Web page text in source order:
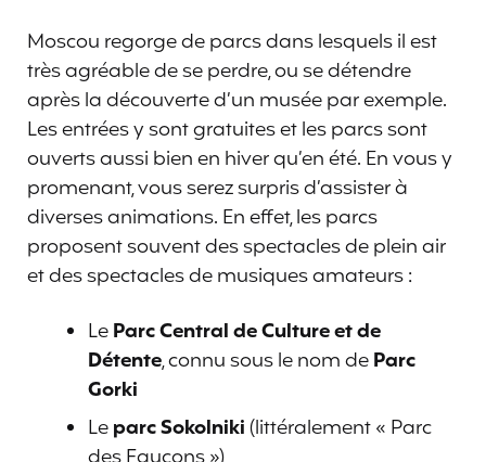
Moscou regorge de parcs dans lesquels il est
très agréable de se perdre, ou se détendre
après la découverte d’un musée par exemple.
Les entrées y sont gratuites et les parcs sont
ouverts aussi bien en hiver qu’en été. En vous y
promenant, vous serez surpris d’assister à
diverses animations. En effet, les parcs
proposent souvent des spectacles de plein air
et des spectacles de musiques amateurs :
LeParc Central de Culture et de
Détente, connu sous le nom deParc
Gorki
Leparc Sokolniki(littéralement « Parc